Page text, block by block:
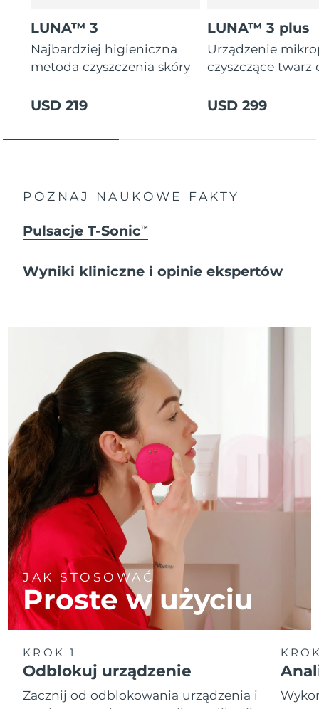
LUNA™ 3
Najbardziej higieniczna
metoda czyszczenia skóry
USD 219
LUNA™ 3 plus
Urządzenie
czyszczące twarz
USD 299
POZNAJ NAUKOWE FAKTY
Pulsacje T-SonicTM
Wyniki kliniczne i opinie ekspertów
JAK STOSOWAĆ
Proste w użyciu
KROK 1
Odblokuj urządzenie
Zacznij od odblokowania urządzenia i